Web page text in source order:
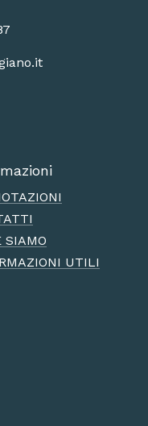
SIAMO
UTILI